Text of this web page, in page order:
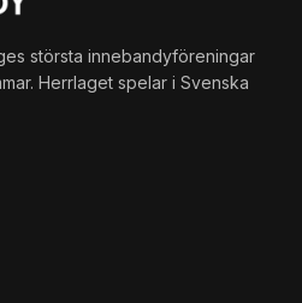
största innebandyföreningar
Herrlaget spelar i Svenska